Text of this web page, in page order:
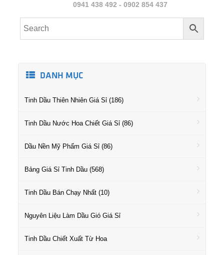
0941 438 492 - 0902 854 437
DANH MỤC
Tinh Dầu Thiên Nhiên Giá Sỉ (186)
Tinh Dầu Nước Hoa Chiết Giá Sỉ (86)
Dầu Nền Mỹ Phẩm Giá Sỉ (86)
Bảng Giá Sỉ Tinh Dầu (568)
Tinh Dầu Bán Chạy Nhất (10)
Nguyên Liệu Làm Dầu Gió Giá Sỉ
Tinh Dầu Chiết Xuất Từ Hoa